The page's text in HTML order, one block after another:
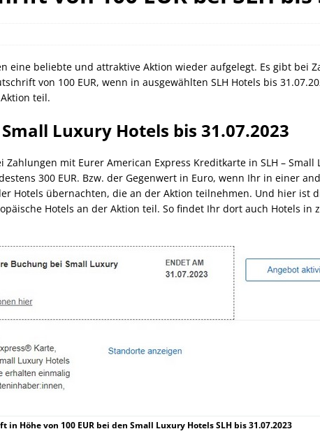
Juli 2026
eine beliebte und attraktive Aktion wieder aufgelegt. Es gibt bei
von 100 EUR, wenn in ausgewählten SLH Hotels bis
teil.
Luxury Hotels bis 31.07.2023
mit Eurer American Express Kreditkarte in SLH – Small
300 EUR. Bzw. der Gegenwert in Euro, wenn Ihr in einer
Hotels übernachten, die an der Aktion teilnehmen. Und hier ist
Hotels an der Aktion teil. So findet Ihr dort auch Hotels in
in Höhe von 100 EUR bei den Small Luxury Hotels SLH bis 31.07.2023